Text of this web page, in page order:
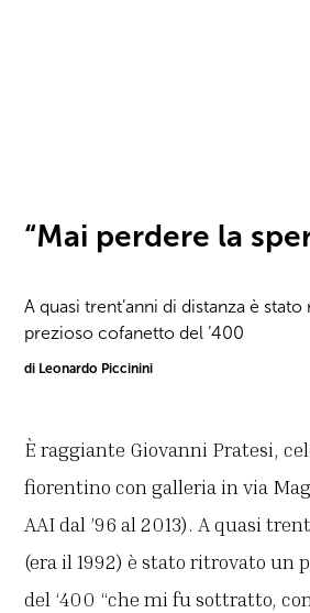
“Mai perdere la
A quasi trent’anni di distanza è
prezioso cofanetto del ‘400
di Leonardo Piccinini
È raggiante Giovanni Pratesi,
fiorentino con galleria in via
AAI dal ’96 al 2013). A quasi
(era il 1992) è stato ritrovato un
del ‘400 “che mi fu sottratto,